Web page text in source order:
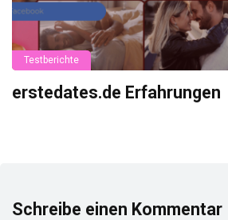
Testberichte
erstedates.de Erfahrungen
Schreibe einen Kommentar